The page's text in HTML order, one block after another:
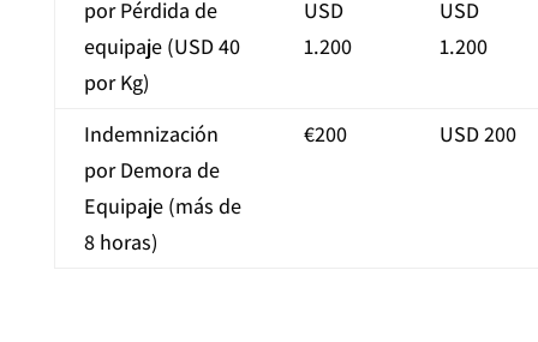
por Pérdida de
equipaje (USD 40
por Kg)
USD
1.200
USD
1.200
Indemnización
por Demora de
Equipaje (más de
8 horas)
€200 USD 200